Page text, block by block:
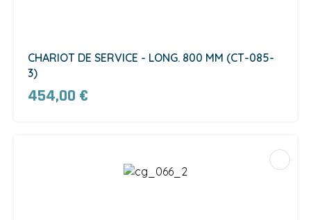
CHARIOT DE SERVICE - LONG. 800 MM (CT-085-
3)
454,00 €